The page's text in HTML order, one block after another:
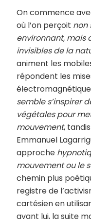
On commence
où l’on perçoit non
environnant, mais
invisibles de la
animent les
répondent les
semble s’inspirer
végétales pour
mouvement,
Emmanuel
approche
mouvement ou le
chemin plus
registre de
cartésien en
avant lui, la suite